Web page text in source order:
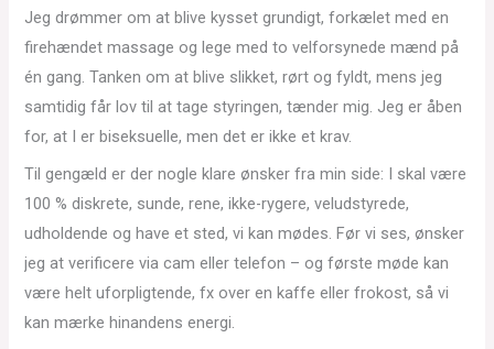
Jeg drømmer om at blive kysset grundigt, forkælet med en
firehændet massage og lege med to velforsynede mænd på
én gang. Tanken om at blive slikket, rørt og fyldt, mens jeg
samtidig får lov til at tage styringen, tænder mig. Jeg er åben
for, at I er biseksuelle, men det er ikke et krav.
Til gengæld er der nogle klare ønsker fra min side: I skal være
100 % diskrete, sunde, rene, ikke-rygere, veludstyrede,
udholdende og have et sted, vi kan mødes. Før vi ses, ønsker
jeg at verificere via cam eller telefon – og første møde kan
være helt uforpligtende, fx over en kaffe eller frokost, så vi
kan mærke hinandens energi.